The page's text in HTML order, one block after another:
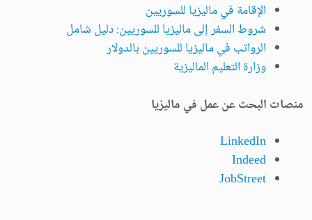
الإقامة في ماليزيا للسوريين
شروط السفر إلى ماليزيا للسوريين: دليل شامل
الرواتب في ماليزيا للسوريين بالدولار
وزارة التعليم الماليزية
منصات البحث عن عمل في ماليزيا
LinkedIn
Indeed
JobStreet